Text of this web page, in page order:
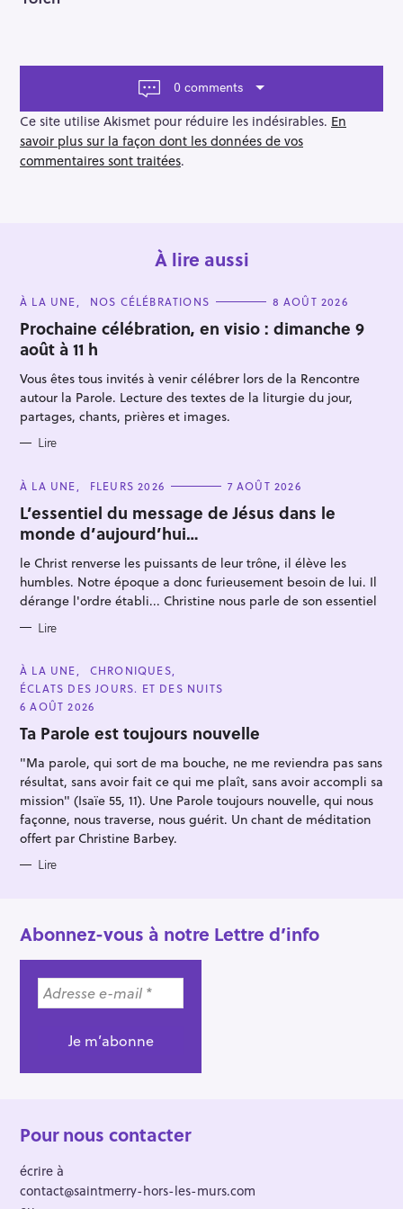
s
a
g
a
t
i
0 comments
Ce site utilise Akismet pour réduire les indésirables. En
savoir plus sur la façon dont les données de vos
commentaires sont traitées.
À lire aussi
C
T
E
G
O
R
I
E
S
À LA UNE NOS CÉLÉBRATIONS 8 AOÛT 2026
Prochaine célébration, en visio : dimanche 9
août à 11 h
Vous êtes tous invités à venir célébrer lors de la Rencontre
autour la Parole. Lecture des textes de la liturgie du jour,
partages, chants, prières et images.
Lire
C
T
E
G
O
R
I
E
S
À LA UNE FLEURS 2026 7 AOÛT 2026
L’essentiel du message de Jésus dans le
monde d’aujourd’hui…
le Christ renverse les puissants de leur trône, il élève les
humbles. Notre époque a donc furieusement besoin de lui. Il
dérange l'ordre établi... Christine nous parle de son essentiel
Lire
C
A
T
E
O
R
E
À LA UNE
CHRONIQUES
ÉCLATS DES JOURS. ET DES NUITS
6 AOÛT 2026
Ta Parole est toujours nouvelle
"Ma parole, qui sort de ma bouche, ne me reviendra pas sans
résultat, sans avoir fait ce qui me plaît, sans avoir accompli sa
mission" (Isaïe 55, 11). Une Parole toujours nouvelle, qui nous
façonne, nous traverse, nous guérit. Un chant de méditation
offert par Christine Barbey.
Lire
Abonnez-vous à notre Lettre d’info
Pour nous contacter
écrire à
contact@saintmerry-hors-les-murs.com
R
e
c
h
e
r
h
e
r